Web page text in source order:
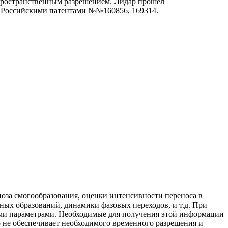
Российскими патентами №№160856, 169314.
смогообразования, оценки интенсивности переноса в
образований, динамики фазовых переходов, и т.д. При
параметрами. Необходимые для получения этой информации
обеспечивает необходимого временного разрешения и